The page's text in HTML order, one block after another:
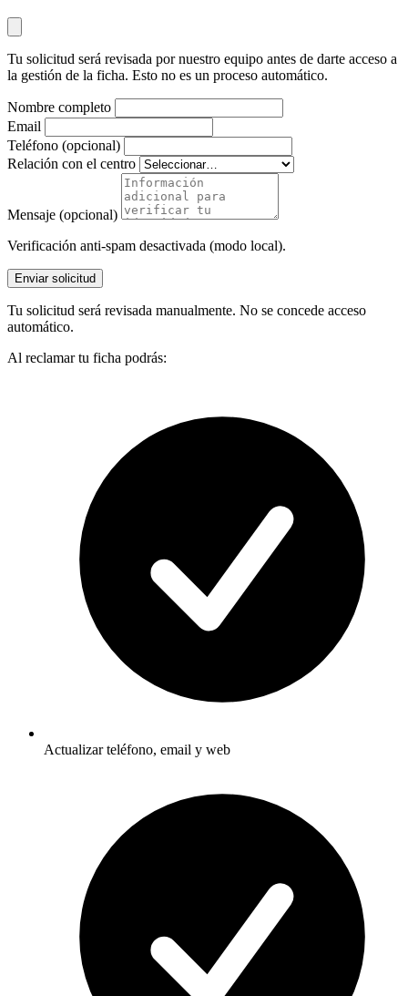
Tu solicitud será revisada por nuestro equipo antes de darte acceso a
la gestión de la ficha. Esto no es un proceso automático.
Nombre completo
Email
Teléfono (opcional)
Relación con el centro
Mensaje (opcional)
Verificación anti-spam desactivada (modo local).
Enviar solicitud
Tu solicitud será revisada manualmente. No se concede acceso
automático.
Al reclamar tu ficha podrás:
Actualizar teléfono, email y web